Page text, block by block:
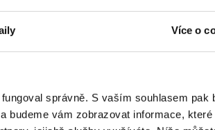
Více o
správně. S vaším souhlasem pak
vám zobrazovat informace, které
PLAY
stane hrdým hostitelem Letního